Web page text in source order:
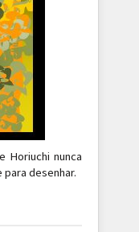
Horiuchi nunca
desenhar.